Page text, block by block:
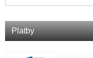
Platby